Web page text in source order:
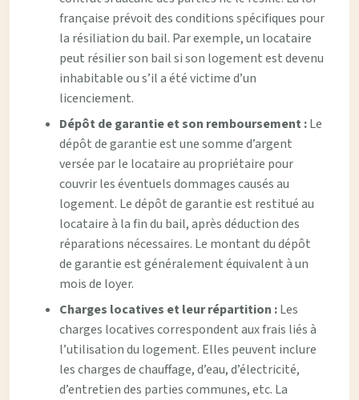
française prévoit des conditions spécifiques pour
la résiliation du bail. Par exemple, un locataire
peut résilier son bail si son logement est devenu
inhabitable ou s’il a été victime d’un
licenciement.
Dépôt de garantie et son remboursement :Le
dépôt de garantie est une somme d’argent
versée par le locataire au propriétaire pour
couvrir les éventuels dommages causés au
logement. Le dépôt de garantie est restitué au
locataire à la fin du bail, après déduction des
réparations nécessaires. Le montant du dépôt
de garantie est généralement équivalent à un
mois de loyer.
Charges locatives et leur répartition :Les
charges locatives correspondent aux frais liés à
l’utilisation du logement. Elles peuvent inclure
les charges de chauffage, d’eau, d’électricité,
d’entretien des parties communes, etc. La